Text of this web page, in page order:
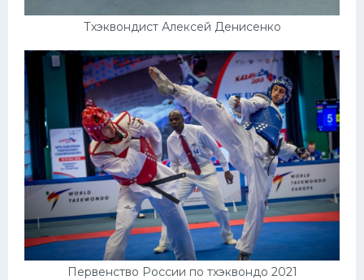
Тхэквондист Алексей Денисенко
Первенство России по тхэквондо 2021